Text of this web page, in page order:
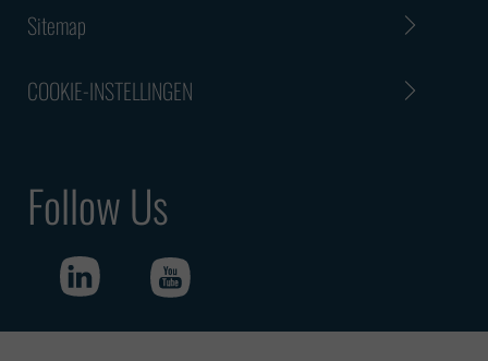
Sitemap
COOKIE-INSTELLINGEN
Follow Us